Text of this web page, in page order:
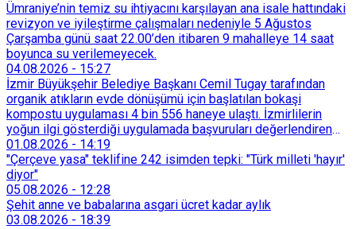
başvurdu.
Ümraniye’nin temiz su ihtiyacını karşılayan ana isale hattındaki
revizyon ve iyileştirme çalışmaları nedeniyle 5 Ağustos
Çarşamba günü saat 22.00’den itibaren 9 mahalleye 14 saat
boyunca su verilemeyecek.
04.08.2026 - 15:27
İzmir Büyükşehir Belediye Başkanı Cemil Tugay tarafından
organik atıkların evde dönüşümü için başlatılan bokaşi
kompostu uygulaması 4 bin 556 haneye ulaştı. İzmirlilerin
yoğun ilgi gösterdiği uygulamada başvuruları değerlendiren
Tarımsal Hizmetler Dairesi Başkanlığı, farklı ilçelerde toplam
128 bokaşi kompost eğitimi düzenleyerek İzmirlileri
sürdürülebilir atık yönetimi sistemine dahil etti.
01.08.2026 - 14:19
"Çerçeve yasa" teklifine 242 isimden tepki: "Türk milleti 'hayır'
diyor"
05.08.2026 - 12:28
Şehit anne ve babalarına asgari ücret kadar aylık
03.08.2026 - 18:39